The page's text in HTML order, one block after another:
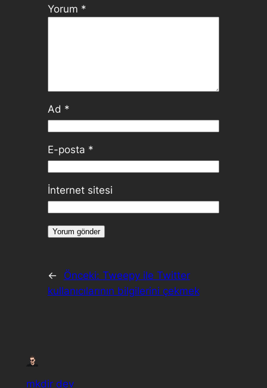
Yorum *
Ad *
E-posta *
İnternet sitesi
← Önceki: Tweepy ile Twitter
kullanıcılarının bilgilerini çekmek
mkdir dev